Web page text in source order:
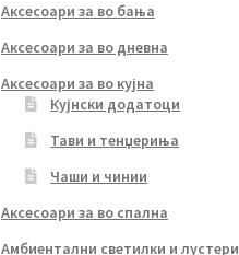
Аксесоари за во бања
Аксесоари за во дневна
Аксесоари за во кујна
Кујнски додатоци
Тави и тенџериња
Чаши и чинии
Аксесоари за во спална
Амбиентални светилки и лустери